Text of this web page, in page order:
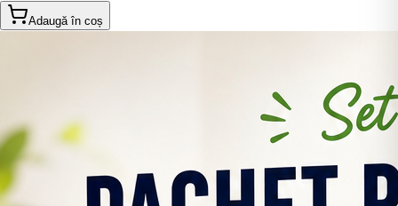
Adaugă în coș